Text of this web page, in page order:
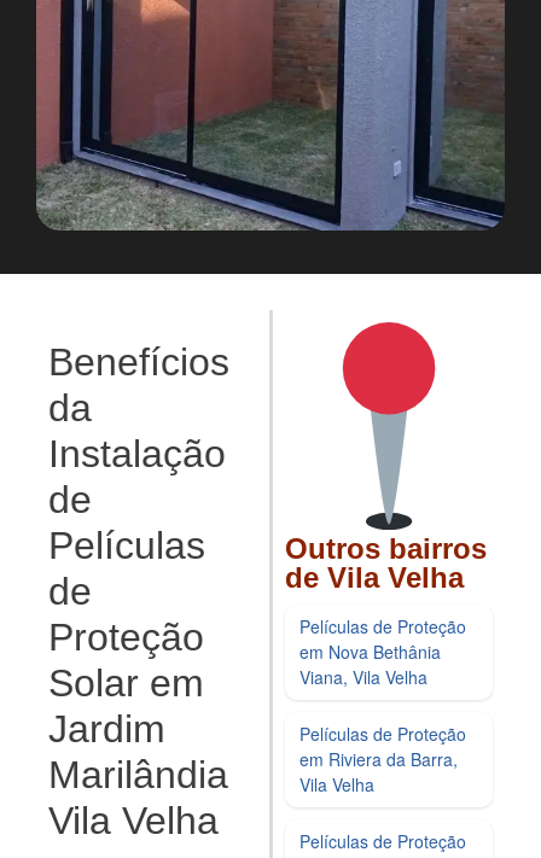
Benefícios
da
Instalação
de
Películas
de
Proteção
Solar em
Jardim
Marilândia
Vila Velha
Outros bairros
de Vila Velha
Películas de Proteção
em Nova Bethânia
Viana, Vila Velha
Películas de Proteção
em Riviera da Barra,
Vila Velha
Películas de Proteção